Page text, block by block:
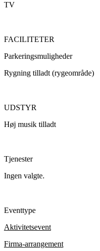
TV
FACILITETER
Parkeringsmuligheder
Rygning tilladt (rygeområde)
UDSTYR
Høj musik tilladt
Tjenester
Ingen valgte.
Eventtype
Aktivitetsevent
Firma-arrangement